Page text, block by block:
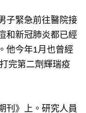
子緊急前往醫院接
和新冠肺炎都已經
他今年1月也曾經
完第二劑輝瑞疫
刊》上。研究人員